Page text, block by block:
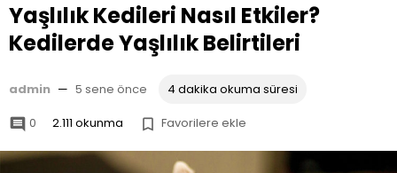
Yaşlılık Kedileri Nasıl Etkiler?
Kedilerde Yaşlılık Belirtileri
admin — 5 sene önce 4 dakika okuma süresi
 0 2.111 okunma  Favorilere ekle